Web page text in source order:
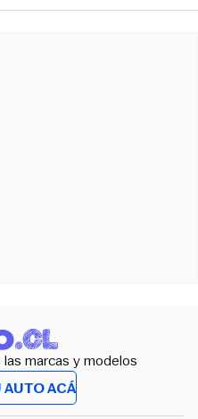
marcas y modelos
ACÁ